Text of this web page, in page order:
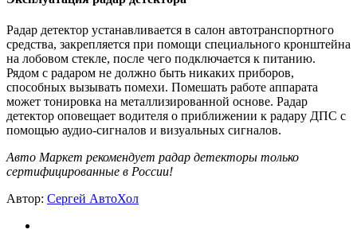
Радар детектор устанавливается в салон автотранспортного
средства, закрепляется при помощи специального кронштейна
на лобовом стекле, после чего подключается к питанию.
Рядом с радаром не должно быть никаких приборов,
способных вызывать помехи. Помешать работе аппарата
может тонировка на металлизированной основе. Радар
детектор оповещает водителя о приближении к радару ДПС с
помощью аудио-сигналов и визуальных сигналов.
Авто Маркет рекомендует радар детекторы только
сертифицированные в России!
Автор: Сергей АвтоХол